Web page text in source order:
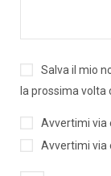
Salva il mio
la prossima volta
Avvertimi via
Avvertimi via